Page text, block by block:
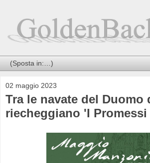
02 maggio 2023
Tra le navate del Duomo
riecheggiano 'I